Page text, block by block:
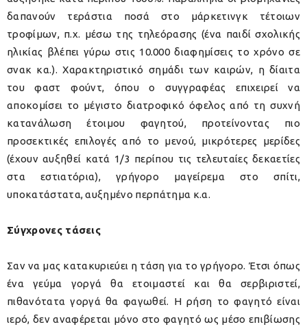
δαπανούν τεράστια ποσά στο μάρκετινγκ τέτοιων
τροφίμων, π.χ. μέσω της τηλεόρασης (ένα παιδί σχολικής
ηλικίας βλέπει γύρω στις 10.000 διαφημίσεις το χρόνο σε
σνακ κα.). Χαρακτηριστικό σημάδι των καιρών, η δίαιτα
του φαστ φούντ, όπου ο συγγραφέας επιχειρεί να
αποκομίσει το μέγιστο διατροφικό όφελος από τη συχνή
κατανάλωση έτοιμου φαγητού, προτείνοντας πιο
προσεκτικές επιλογές από το μενού, μικρότερες μερίδες
(έχουν αυξηθεί κατά 1/3 περίπου τις τελευταίες δεκαετίες
στα εστιατόρια), γρήγορο μαγείρεμα στο σπίτι,
υποκατάστατα, αυξημένο περπάτημα κ.α.
Σύγχρονες τάσεις
Σαν να μας κατακυριεύει η τάση για το γρήγορο. Έτσι όπως
ένα γεύμα γοργά θα ετοιμαστεί και θα σερβιριστεί,
πιθανότατα γοργά θα φαγωθεί. Η ρήση το φαγητό είναι
ιερό, δεν αναφέρεται μόνο στο φαγητό ως μέσο επιβίωσης